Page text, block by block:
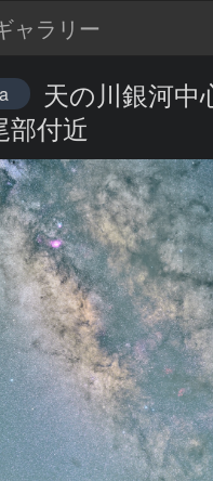
ャラリー
天の川銀河中
部付近